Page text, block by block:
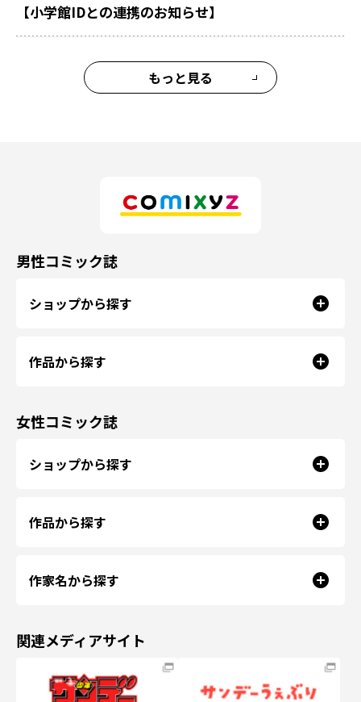
【小学館IDとの連携のお知らせ】
もっと見る
男性コミック誌
ショップから探す
作品から探す
女性コミック誌
ショップから探す
作品から探す
作家名から探す
関連メディアサイト